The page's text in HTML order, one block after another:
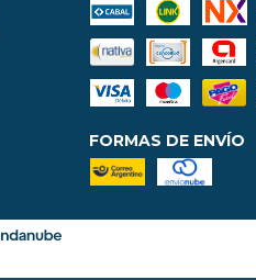
FORMAS DE ENVÍO